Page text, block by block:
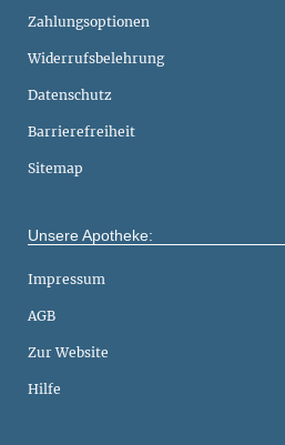
Zahlungsoptionen
Widerrufsbelehrung
Datenschutz
Barrierefreiheit
Sitemap
Unsere Apotheke:
Impressum
AGB
Zur Website
Hilfe